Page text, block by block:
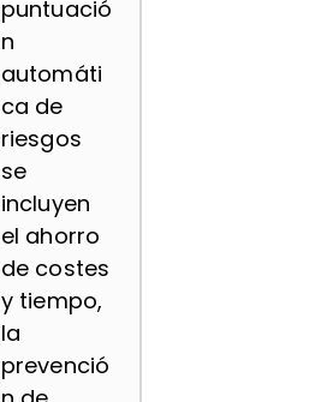
puntuació
n
automáti
ca de
riesgos
se
incluyen
el ahorro
de costes
y tiempo,
la
prevenció